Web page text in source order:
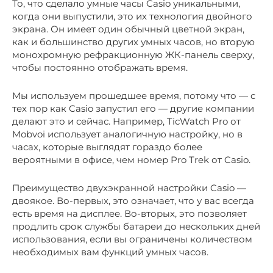
То, что сделало умные часы Casio уникальными,
когда они выпустили, это их технология двойного
экрана. Он имеет один обычный цветной экран,
как и большинство других умных часов, но вторую
монохромную рефракционную ЖК-панель сверху,
чтобы постоянно отображать время.
Мы используем прошедшее время, потому что — с
тех пор как Casio запустил его — другие компании
делают это и сейчас. Например, TicWatch Pro от
Mobvoi использует аналогичную настройку, но в
часах, которые выглядят гораздо более
вероятными в офисе, чем номер Pro Trek от Casio.
Преимущество двухэкранной настройки Casio —
двоякое. Во-первых, это означает, что у вас всегда
есть время на дисплее. Во-вторых, это позволяет
продлить срок службы батареи до нескольких дней
использования, если вы ограничены количеством
необходимых вам функций умных часов.